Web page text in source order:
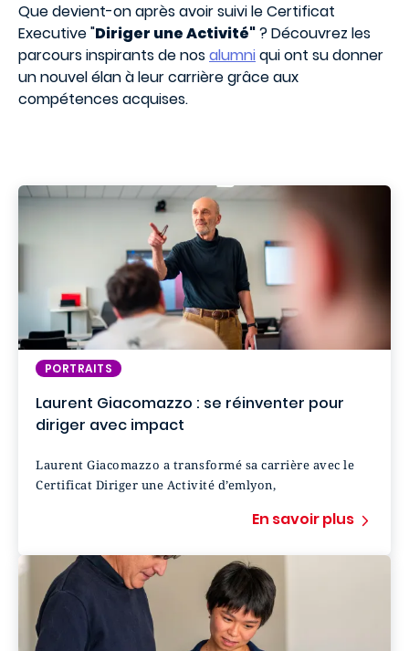
Que devient-on après avoir suivi le Certificat
Executive "Diriger une Activité"? Découvrez les
parcours inspirants de nosalumniqui ont su donner
un nouvel élan à leur carrière grâce aux
compétences acquises.
PORTRAITS
Laurent Giacomazzo : se réinventer pour
diriger avec impact
Laurent Giacomazzo a transformé sa carrière avec le
Certificat Diriger une Activité d’emlyon,
En savoir plus